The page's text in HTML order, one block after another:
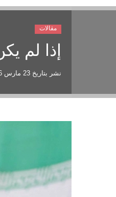
إذا لم
نشر بتاريخ 23 مارس 2026
مقالات